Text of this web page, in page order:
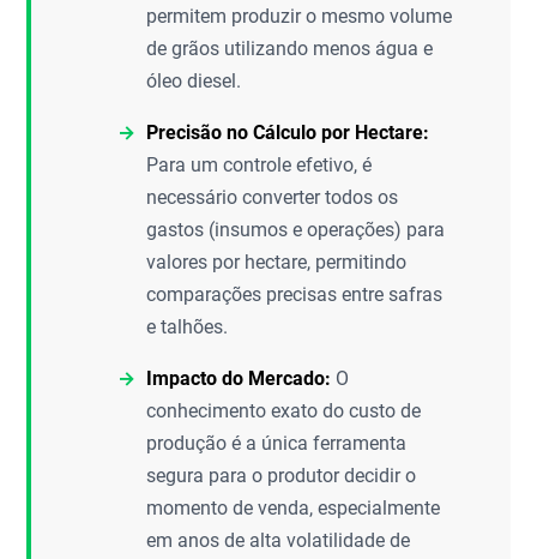
permitem produzir o mesmo volume
de grãos utilizando menos água e
óleo diesel.
Precisão no Cálculo por Hectare:
Para um controle efetivo, é
necessário converter todos os
gastos (insumos e operações) para
valores por hectare, permitindo
comparações precisas entre safras
e talhões.
Impacto do Mercado: O
conhecimento exato do custo de
produção é a única ferramenta
segura para o produtor decidir o
momento de venda, especialmente
em anos de alta volatilidade de